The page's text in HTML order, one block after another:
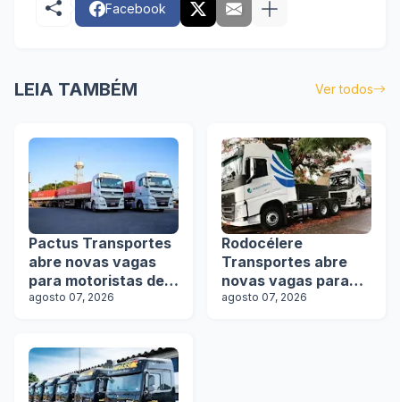
Facebook
LEIA TAMBÉM Ver todos
Pactus Transportes
abre novas vagas
para motoristas de
rodotrens
agosto 07, 2026
Rodocélere
Transportes abre
novas vagas para
motoristas
agosto 07, 2026